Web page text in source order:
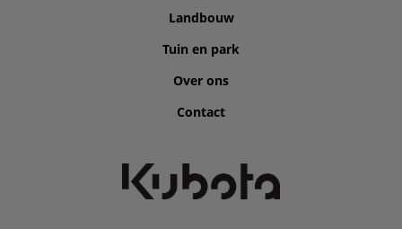
Landbouw
Tuin en park
Over ons
Contact